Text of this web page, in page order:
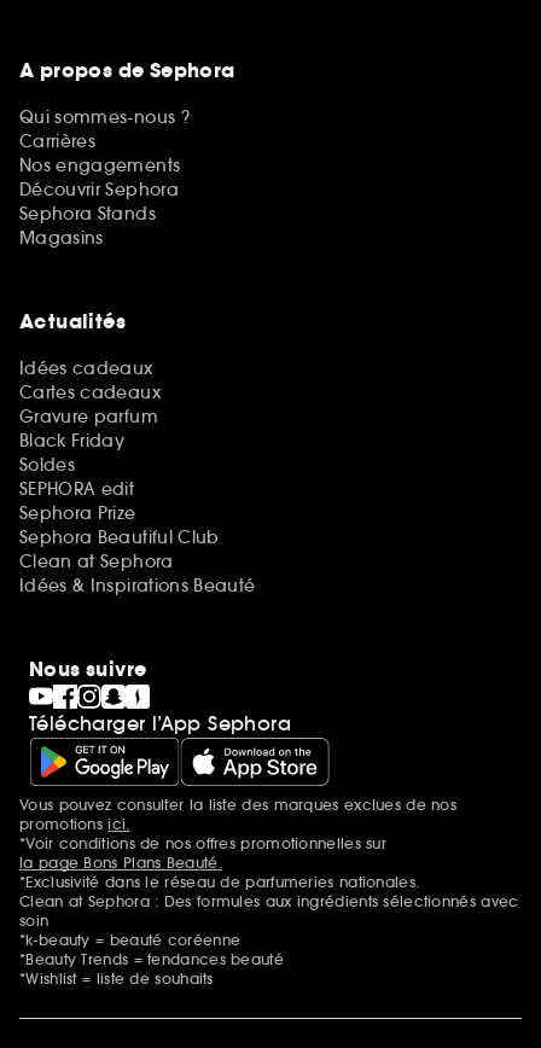
A propos de Sephora
Qui sommes-nous ?
Carrières
Nos engagements
Découvrir Sephora
Sephora Stands
Magasins
Actualités
Idées cadeaux
Cartes cadeaux
Gravure parfum
Black Friday
Soldes
SEPHORA edit
Sephora Prize
Sephora Beautiful Club
Clean at Sephora
Idées & Inspirations Beauté
Nous suivre
Télécharger l’App Sephora
Mentions additionnelles
Vous pouvez consulter la liste des marques exclues de nos
promotionsici.
*Voir conditions de nos offres promotionnelles sur
la page Bons Plans Beauté.
*Exclusivité dans le réseau de parfumeries nationales.
Clean at Sephora : Des formules aux ingrédients sélectionnés avec
soin
*k-beauty = beauté coréenne
*Beauty Trends = tendances beauté
*Wishlist = liste de souhaits